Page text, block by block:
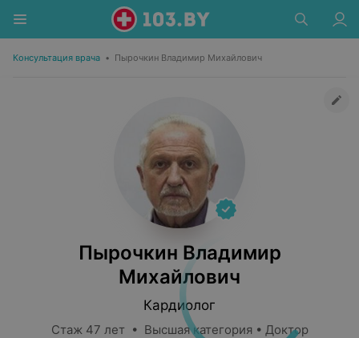
Консультация врача • Пырочкин Владимир Михайлович
Пырочкин Владимир
Михайлович
Кардиолог
Стаж 47 лет • Высшая категория • Доктор